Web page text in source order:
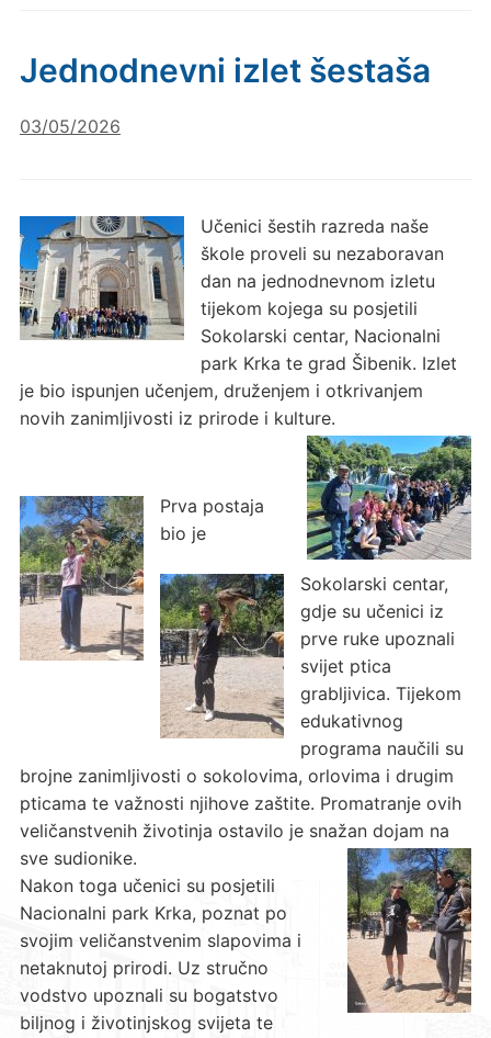
Jednodnevni izlet šestaša
03/05/2026
Učenici šestih razreda naše
škole proveli su nezaboravan
dan na jednodnevnom izletu
tijekom kojega su posjetili
Sokolarski centar, Nacionalni
park Krka te grad Šibenik. Izlet
je bio ispunjen učenjem, druženjem i otkrivanjem
novih zanimljivosti iz prirode i kulture.
Prva postaja
bio je
Sokolarski centar,
gdje su učenici iz
prve ruke upoznali
svijet ptica
grabljivica. Tijekom
edukativnog
programa naučili su
brojne zanimljivosti o sokolovima, orlovima i drugim
pticama te važnosti njihove zaštite. Promatranje ovih
veličanstvenih životinja ostavilo je snažan dojam na
sve sudionike.
Nakon toga učenici su posjetili
Nacionalni park Krka, poznat po
svojim veličanstvenim slapovima i
netaknutoj prirodi. Uz stručno
vodstvo upoznali su bogatstvo
biljnog i životinjskog svijeta te